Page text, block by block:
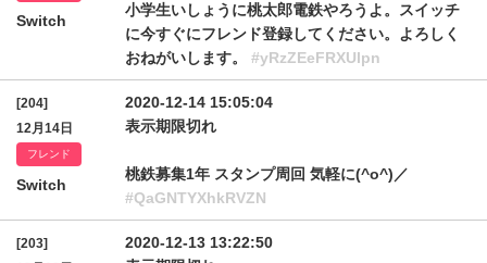
Switch
小学生いしょうに桃太郎電鉄やろうよ。スイッチ
に今すぐにフレンド登録してください。よろしく
おねがいします。 #yRzZEeFRXUlpn
[204]
12月14日
フレンド
Switch
2020-12-14 15:05:04
表示期限切れ
桃鉄募集1年 スタンプ周回 気軽に(^o^)／
#QaGNTYXhkRVZN
[203]
2020-12-13 13:22:50